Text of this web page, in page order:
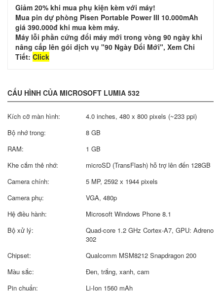
Giảm 20% khi mua phụ kiện kèm với máy!
Mua pin dự phòng Pisen Portable Power III 10.000mAh
giá 390.000đ khi mua kèm máy.
Máy lỗi phần cứng đổi máy mới trong vòng 90 ngày khi
nâng cấp lên gói dịch vụ "90 Ngày Đổi Mới", Xem Chi
Tiết: Click
CẤU HÌNH CỦA MICROSOFT LUMIA 532
Kích cỡ màn hình:
4.0 inches, 480 x 800 pixels (~233 ppi)
Bộ nhớ trong:
8 GB
RAM:
1 GB
Khe cắm thẻ nhớ:
microSD (TransFlash) hỗ trợ lên đến 128GB
Camera chính:
5 MP, 2592 х 1944 pixels
Camera phụ:
VGA, 480p
Hệ điều hành:
Microsoft Windows Phone 8.1
Bộ xử lý:
Quad-core 1.2 GHz Cortex-A7, GPU: Adreno
302
Chipset:
Qualcomm MSM8212 Snapdragon 200
Màu sắc:
Đen, trắng, xanh, cam
Pin chuẩn:
Li-Ion 1560 mAh